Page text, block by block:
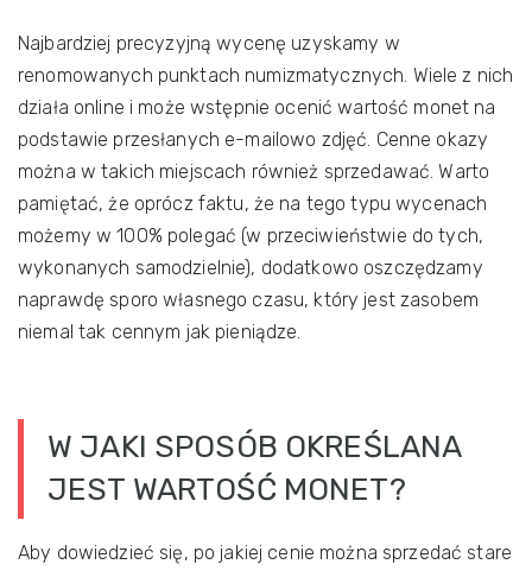
Najbardziej precyzyjną wycenę uzyskamy w
renomowanych punktach numizmatycznych. Wiele z nich
działa online i może wstępnie ocenić wartość monet na
podstawie przesłanych e-mailowo zdjęć. Cenne okazy
można w takich miejscach również sprzedawać. Warto
pamiętać, że oprócz faktu, że na tego typu wycenach
możemy w 100% polegać (w przeciwieństwie do tych,
wykonanych samodzielnie), dodatkowo oszczędzamy
naprawdę sporo własnego czasu, który jest zasobem
niemal tak cennym jak pieniądze.
W JAKI SPOSÓB OKREŚLANA
JEST WARTOŚĆ MONET?
Aby dowiedzieć się, po jakiej cenie można sprzedać stare